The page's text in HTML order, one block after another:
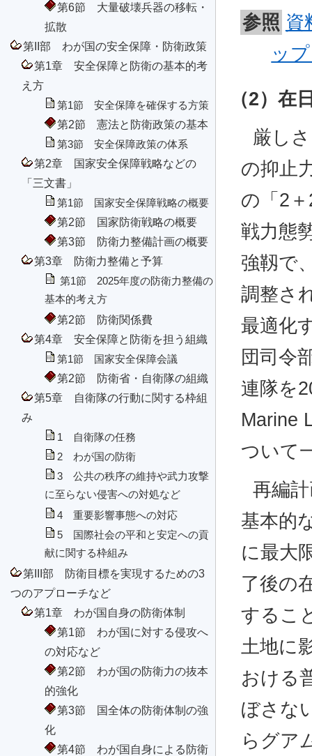
第6節 大量破壊兵器の移転・
拡散
第II部 わが国の安全保障・防衛政策
第1章 安全保障と防衛の基本的考
え方
第1節 安全保障を確保する方策
第2節 憲法と防衛政策の基本
第3節 安全保障政策の体系
第2章 国家安全保障戦略などの
「三文書」
第1節 国家安全保障戦略の概要
第2節 国家防衛戦略の概要
第3節 防衛力整備計画の概要
第3章 防衛力整備と予算
第1節 2025年度の防衛力整備の
基本的考え方
第2節 防衛関係費
第4章 安全保障と防衛を担う組織
第1節 国家安全保障会議
第2節 防衛省・自衛隊の組織
第5章 自衛隊の行動に関する枠組
み
1 自衛隊の任務
2 わが国の防衛
3 公共の秩序の維持や武力攻撃
に至らない侵害への対処など
4 重要影響事態への対応
5 国際社会の平和と安定への貢
献に関する枠組み
第III部 防衛目標を実現するための3
つのアプローチなど
第1章 わが国自身の防衛体制
第1節 わが国に対する侵攻へ
の対応など
第2節 わが国の防衛力の抜本
的強化
第3節 国全体の防衛体制の強
化
第4節 わが国自身による防衛
参照 資
ッ
（2）在
厳し
の抑止
の「2
戦力態
強靱で
調整さ
最適化
団司令
連隊を
Marine
ついて
再編
基本的
に最大
了後の
するこ
土地に
おける
ぼさな
らグア